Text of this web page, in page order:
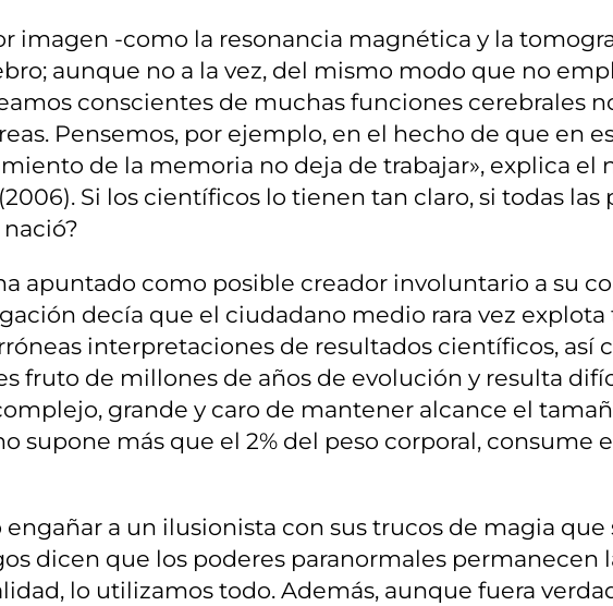
imagen -como la resonancia magnética y la
aunque no a la vez, del mismo modo que no
conscientes de muchas funciones cerebrales
Pensemos, por ejemplo, en el hecho de que en
de la memoria no deja de trabajar», explica el
(2006). Si los científicos lo tienen tan claro, si todas
apuntado como posible creador involuntario a su
decía que el ciudadano medio rara vez
interpretaciones de resultados científicos, así
fruto de millones de años de evolución y resulta
grande y caro de mantener alcance el
supone más que el 2% del peso corporal, consume
a un ilusionista con sus trucos de magia
dicen que los poderes paranormales
lo utilizamos todo. Además, aunque fuera